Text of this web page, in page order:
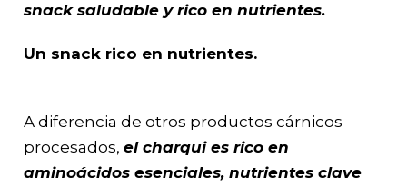
snack saludable y rico en nutrientes.
Un snack rico en nutrientes.
A diferencia de otros productos cárnicos
procesados, el charqui es rico en
aminoácidos esenciales, nutrientes clave